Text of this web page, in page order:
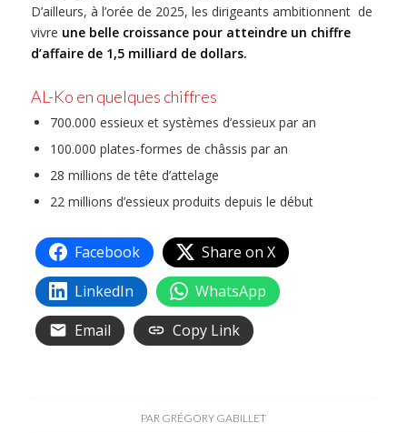
D’ailleurs, à l’orée de 2025, les dirigeants ambitionnent de
vivre une belle croissance pour atteindre un chiffre
d’affaire de 1,5 milliard de dollars.
AL-Ko en quelques chiffres
700.000 essieux et systèmes d’essieux par an
100.000 plates-formes de châssis par an
28 millions de tête d’attelage
22 millions d’essieux produits depuis le début
Facebook
Share on X
LinkedIn
WhatsApp
Email
Copy Link
PAR GRÉGORY GABILLET